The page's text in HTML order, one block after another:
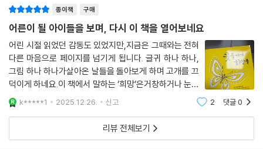
종이책 구매
어른이 될 아이들을 보며, 다시 이 책을 열어보네요
어린 시절 읽었던 감동도 있었지만,지금은 그때와는 전혀
다른 마음으로 페이지를 넘기게 됩니다. 글귀 하나 하나,
그림 하나 하나가살아온 날들을 돌아보게 하며 고개를 끄
덕이게 하네요.이 책에서 말하는 ‘희망’은거창하거나 눈부
신 미래가 아니라,지금 이 자리에서도 다시 살아갈 수 있
게 하는조용하지만 단단한 마음이라는 생각이 듭니다.
k*****1 2025.12.26. 신고 2 댓글0
리뷰 전체보기